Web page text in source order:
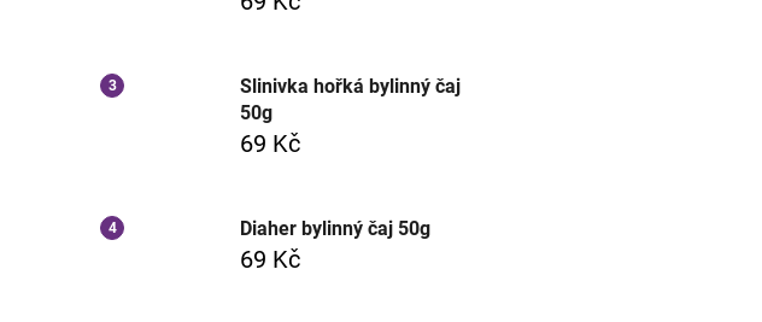
Slinivka hořká bylinný čaj
50g
69 Kč
Diaher bylinný čaj 50g
69 Kč